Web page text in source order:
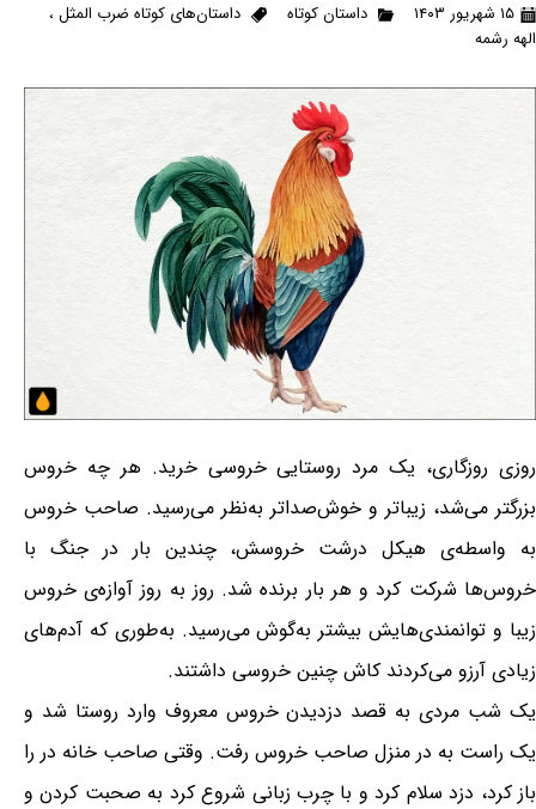
۱۵ شهریور ۱۴۰۳ داستان کوتاه داستان‌های کوتاه ضرب المثل،
الهه رشمه
روزی روزگاری، یک مرد روستایی خروسی خرید. هر چه خروس
بزرگتر می‌شد، زیباتر و خوش‌صداتر به‌نظر می‌رسید. صاحب خروس
به واسطه‌ی هیکل درشت خروسش، چندین بار در جنگ با
خروس‌ها شرکت کرد و هر بار برنده شد. روز به روز آوازه‌ی خروس
زیبا و توانمندی‌هایش بیشتر به‌گوش می‌رسید. به‌طوری که آدم‌های
زیادی آرزو می‌کردند کاش چنین خروسی داشتند.
یک شب مردی به قصد دزدیدن خروس معروف وارد روستا شد و
یک راست به در منزل صاحب خروس رفت. وقتی صاحب خانه در را
باز کرد، دزد سلام کرد و با چرب زبانی شروع کرد به صحبت کردن و